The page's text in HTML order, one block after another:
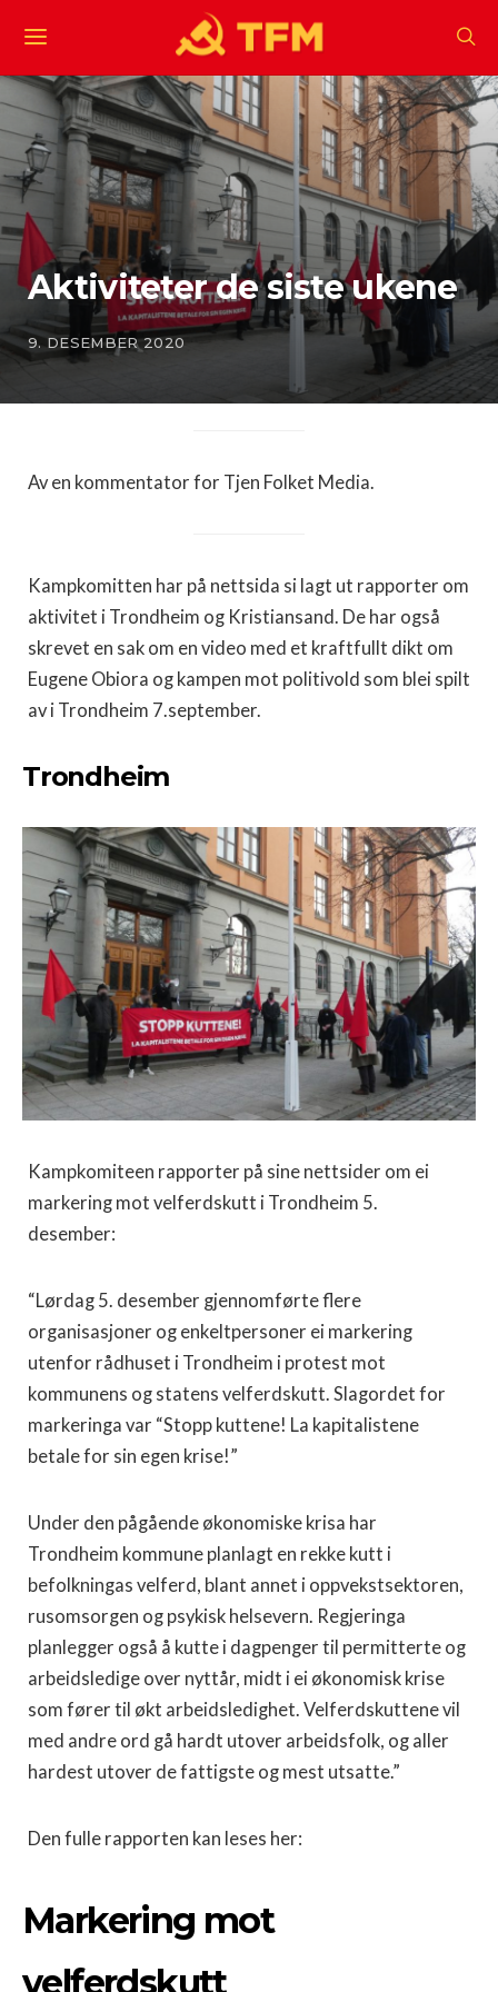
Aktiviteter de siste ukene
9. DESEMBER 2020
Av en kommentator for Tjen Folket Media.
Kampkomitten har på nettsida si lagt ut rapporter om
aktivitet i Trondheim og Kristiansand. De har også
skrevet en sak om en video med et kraftfullt dikt om
Eugene Obiora og kampen mot politivold som blei spilt
av i Trondheim 7.september.
Trondheim
Kampkomiteen rapporter på sine nettsider om ei
markering mot velferdskutt i Trondheim 5.
desember:
“Lørdag 5. desember gjennomførte flere
organisasjoner og enkeltpersoner ei markering
utenfor rådhuset i Trondheim i protest mot
kommunens og statens velferdskutt. Slagordet for
markeringa var “Stopp kuttene! La kapitalistene
betale for sin egen krise!”
Under den pågående økonomiske krisa har
Trondheim kommune planlagt en rekke kutt i
befolkningas velferd, blant annet i oppvekstsektoren,
rusomsorgen og psykisk helsevern. Regjeringa
planlegger også å kutte i dagpenger til permitterte og
arbeidsledige over nyttår, midt i ei økonomisk krise
som fører til økt arbeidsledighet. Velferdskuttene vil
med andre ord gå hardt utover arbeidsfolk, og aller
hardest utover de fattigste og mest utsatte.”
Den fulle rapporten kan leses her:
Markering mot
velferdskutt